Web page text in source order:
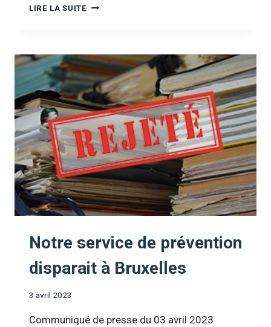
LIRE LA SUITE[DANS
AU
NOUVEAU
CANNABINOÏDE
HHC
(MEDIQUALITY)
Notre service de prévention
disparait à Bruxelles
3 avril 2023
Communiqué de presse du 03 avril 2023